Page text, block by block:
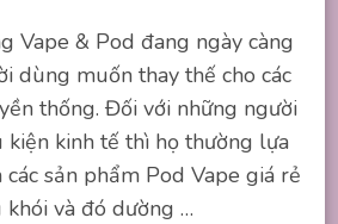
Vape & Pod đang ngày càng
dùng muốn thay thế cho các
thống. Đối với những người
kiện kinh tế thì họ thường lựa
sản phẩm Pod Vape giá rẻ
khói và đó dường …